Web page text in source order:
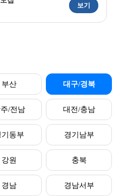
보기
부산 대구/경북
/전남 대전/충남
기동부 경기남부
강원 충북
경남 경남서부